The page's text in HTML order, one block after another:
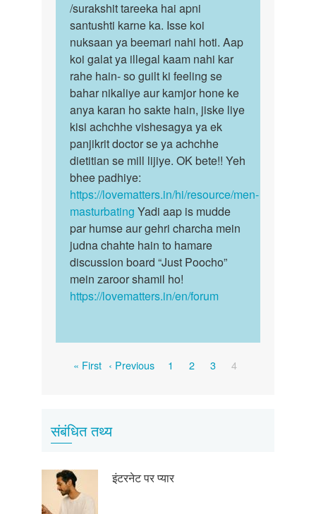
Hasthmathun
kese
saif
h
esse…
by
M
hastmaithun
ek
safe
…
/surakshit tareeka hai apni
santushti karne ka. Isse koi
nuksaan ya beemari nahi hoti. Aap
koi galat ya illegal kaam nahi kar
rahe hain- so guilt ki feeling se
bahar nikaliye aur kamjor hone ke
anya karan ho sakte hain, jiske liye
kisi achchhe vishesagya ya ek
panjikrit doctor se ya achchhe
dietitian se mill lijiye. OK bete!! Yeh
bhee padhiye:
https://lovematters.in/hi/resource/men-
masturbating Yadi aap is mudde
par humse aur gehri charcha mein
judna chahte hain to hamare
discussion board “Just Poocho”
mein zaroor shamil ho!
https://lovematters.in/en/forum
Pagination
First
« First Previous
‹ Previous Page
1 Page
2 Page
3
Current
4
संबंधित तथ्य
इंटरनेट पर प्यार